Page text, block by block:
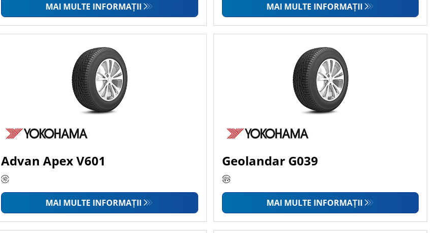
MAI MULTE INFORMAȚII MAI MULTE INFORMAȚII
Advan Apex V601
MAI MULTE INFORMAȚII
Geolandar G039
MAI MULTE INFORMAȚII